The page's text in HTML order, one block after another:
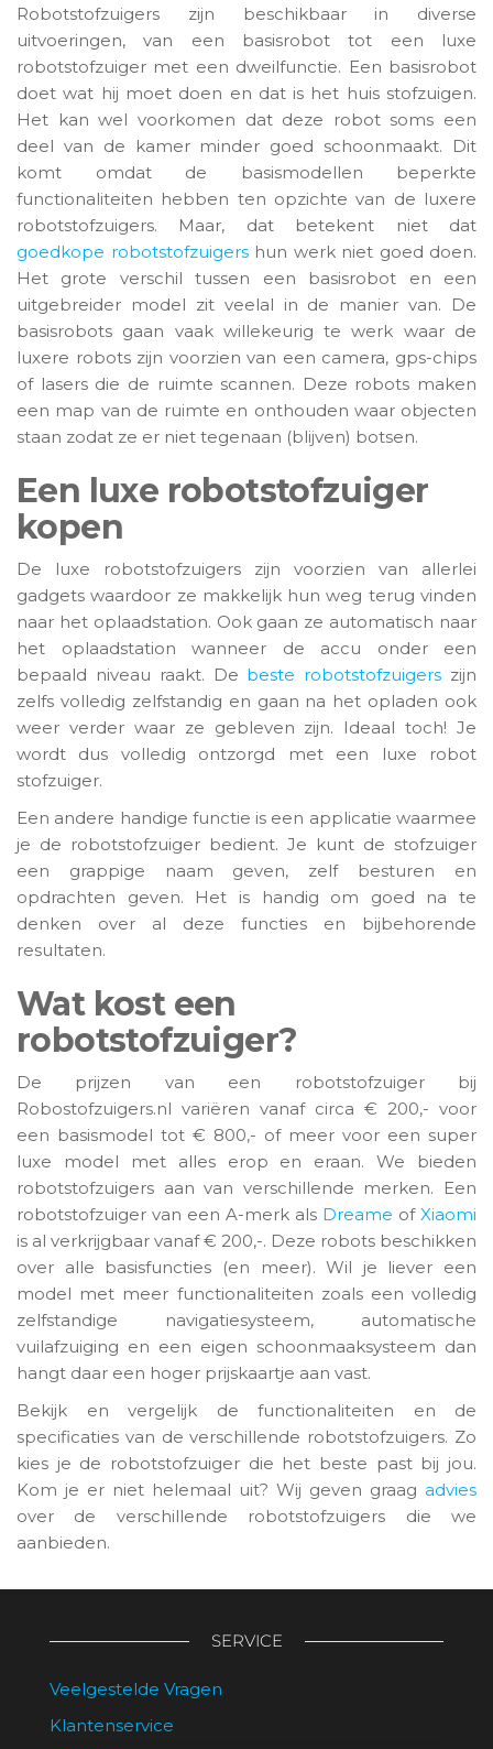
Robotstofzuigers zijn beschikbaar in diverse
uitvoeringen, van een basisrobot tot een luxe
robotstofzuiger met een dweilfunctie. Een basisrobot
doet wat hij moet doen en dat is het huis stofzuigen.
Het kan wel voorkomen dat deze robot soms een
deel van de kamer minder goed schoonmaakt. Dit
komt omdat de basismodellen beperkte
functionaliteiten hebben ten opzichte van de luxere
robotstofzuigers. Maar, dat betekent niet dat
goedkope robotstofzuigershun werk niet goed doen.
Het grote verschil tussen een basisrobot en een
uitgebreider model zit veelal in de manier van. De
basisrobots gaan vaak willekeurig te werk waar de
luxere robots zijn voorzien van een camera, gps-chips
of lasers die de ruimte scannen. Deze robots maken
een map van de ruimte en onthouden waar objecten
staan zodat ze er niet tegenaan (blijven) botsen.
Een luxe robotstofzuiger
kopen
De luxe robotstofzuigers zijn voorzien van allerlei
gadgets waardoor ze makkelijk hun weg terug vinden
naar het oplaadstation. Ook gaan ze automatisch naar
het oplaadstation wanneer de accu onder een
bepaald niveau raakt. De beste robotstofzuigers zijn
zelfs volledig zelfstandig en gaan na het opladen ook
weer verder waar ze gebleven zijn. Ideaal toch! Je
wordt dus volledig ontzorgd met een luxe robot
stofzuiger.
Een andere handige functie is een applicatie waarmee
je de robotstofzuiger bedient. Je kunt de stofzuiger
een grappige naam geven, zelf besturen en
opdrachten geven. Het is handig om goed na te
denken over al deze functies en bijbehorende
resultaten.
Wat kost een
robotstofzuiger?
De prijzen van een robotstofzuiger bij
Robostofzuigers.nl variëren vanaf circa € 200,- voor
een basismodel tot € 800,- of meer voor een super
luxe model met alles erop en eraan. We bieden
robotstofzuigers aan van verschillende merken. Een
robotstofzuiger van een A-merk als Dreame of Xiaomi
is al verkrijgbaar vanaf € 200,-. Deze robots beschikken
over alle basisfuncties (en meer). Wil je liever een
model met meer functionaliteiten zoals een volledig
zelfstandige navigatiesysteem, automatische
vuilafzuiging en een eigen schoonmaaksysteem dan
hangt daar een hoger prijskaartje aan vast.
Bekijk en vergelijk de functionaliteiten en de
specificaties van de verschillende robotstofzuigers. Zo
kies je de robotstofzuiger die het beste past bij jou.
Kom je er niet helemaal uit? Wij geven graag advies
over de verschillende robotstofzuigers die we
aanbieden.
SERVICE
Veelgestelde Vragen
Klantenservice